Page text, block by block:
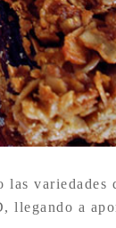
variedades
llegando a